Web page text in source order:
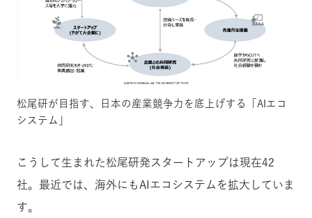
松尾研が目指す、日本の産業競争力を底上げする「AIエコ
システム」
こうして生まれた松尾研発スタートアップは現在42
社。最近では、海外にもAIエコシステムを拡大していま
す。